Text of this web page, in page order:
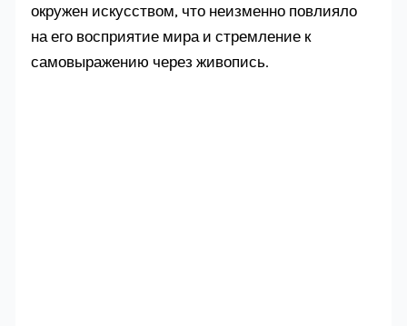
окружен искусством, что неизменно повлияло
на его восприятие мира и стремление к
самовыражению через живопись.